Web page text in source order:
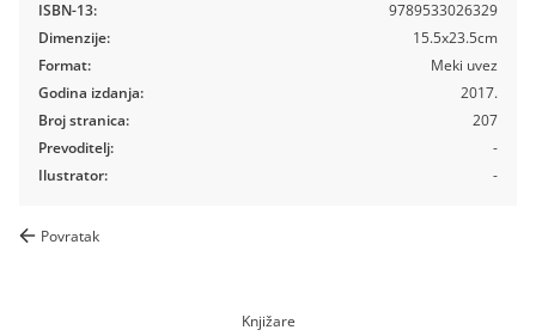
ISBN-13:
Dimenzije:
Format:
Godina izdanja:
Broj stranica:
Prevoditelj:
Ilustrator:
9789533026329
15.5x23.5cm
Meki uvez
2017.
207
-
-
Povratak
Knjižare